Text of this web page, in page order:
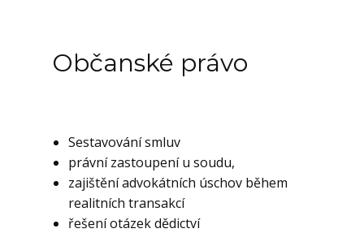
Občanské právo
Sestavování smluv
právní zastoupení u soudu,
zajištění advokátních úschov během
realitních transakcí
řešení otázek dědictví